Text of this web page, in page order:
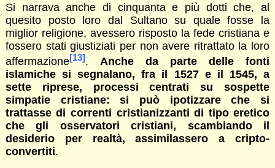
Si narrava anche di cinquanta e più dotti che, al
quesito posto loro dal Sultano su quale fosse la
miglior religione, avessero risposto la fede cristiana e
fossero stati giustiziati per non avere ritrattato la loro
affermazione[13]. Anche da parte delle fonti
islamiche si segnalano, fra il 1527 e il 1545, a
sette riprese, processi centrati su sospette
simpatie cristiane: si può ipotizzare che si
trattasse di correnti cristianizzanti di tipo eretico
che gli osservatori cristiani, scambiando il
desiderio per realtà, assimilassero a cripto-
convertiti.